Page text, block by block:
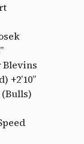
Blevins